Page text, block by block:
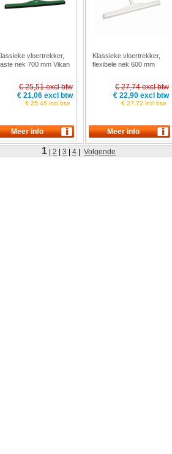
vloertrekker,
nek 700 mm Vikan
€ 25,51 excl btw
€ 21,06 excl btw
€ 25,48 incl btw
Klassieke vloertrekker,
flexibele nek 600 mm
€ 27,74 excl btw
€ 22,90 excl btw
€ 27,72 incl btw
1 2 3 4 Volgende